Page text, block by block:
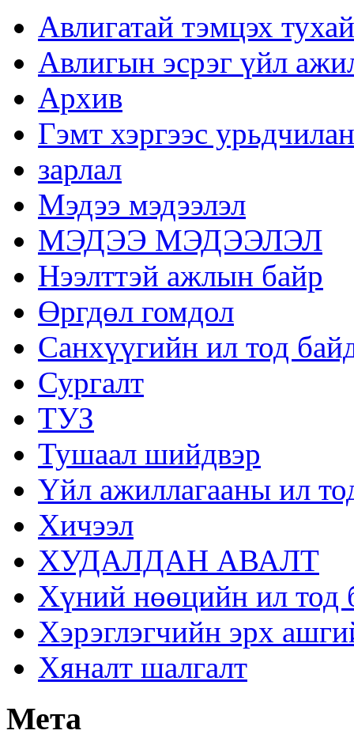
Авлигатай тэмцэх тухай
Авлигын эсрэг үйл
Архив
Гэмт хэргээс
зарлал
Мэдээ мэдээлэл
МЭДЭЭ МЭДЭЭЛЭЛ
Нээлттэй ажлын байр
Өргдөл гомдол
Санхүүгийн ил тод
Сургалт
ТУЗ
Тушаал шийдвэр
Үйл ажиллагааны ил
Хичээл
ХУДАЛДАН АВАЛТ
Хүний нөөцийн ил тод
Хэрэглэгчийн эрх
Хяналт шалгалт
Мета